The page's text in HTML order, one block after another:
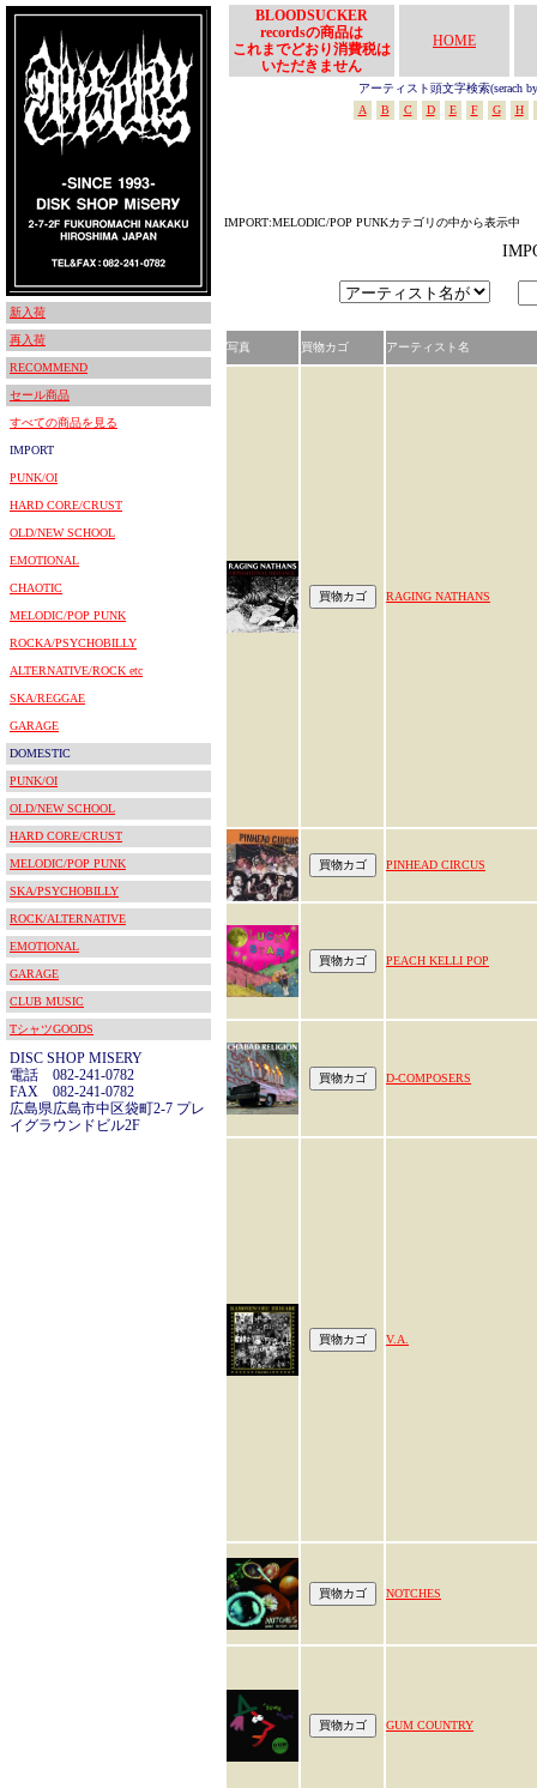
新入荷
再入荷
RECOMMEND
セール商品
すべての商品を見る
IMPORT
PUNK/OI
HARD CORE/CRUST
OLD/NEW SCHOOL
EMOTIONAL
CHAOTIC
MELODIC/POP PUNK
ROCKA/PSYCHOBILLY
ALTERNATIVE/ROCK etc
SKA/REGGAE
GARAGE
DOMESTIC
PUNK/OI
OLD/NEW SCHOOL
HARD CORE/CRUST
MELODIC/POP PUNK
SKA/PSYCHOBILLY
ROCK/ALTERNATIVE
EMOTIONAL
GARAGE
CLUB MUSIC
TシャツGOODS
DISC SHOP MISERY
電話 082-241-0782
FAX 082-241-0782
広島県広島市中区袋町2-7 プレ
イグラウンドビル2F
BLOODSUCKER
recordsの商品は
これまでどおり消費税は
いただきません
HOME
アーティスト頭文字検索(serach
A
B C D E F G H
IMPORT:MELODIC/POP PUNKカテゴリの中から表示中
写真 買物カゴ アーティスト名
RAGING NATHANS
PINHEAD CIRCUS
PEACH KELLI POP
D-COMPOSERS
V.A.
NOTCHES
GUM COUNTRY